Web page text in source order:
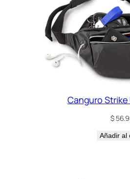
Canguro Strike
$
Añadir al